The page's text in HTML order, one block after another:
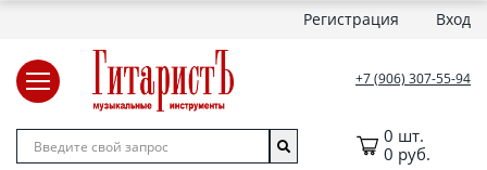
Регистрация Вход
+7 (906) 307-55-94
0 шт.
0 руб.